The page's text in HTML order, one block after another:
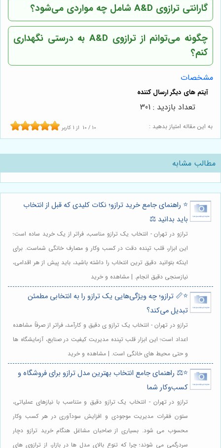
گارانتی ترازوی A&D شامل چه مواردی می‌شود؟
چگونه می‌توانم از ترازوی A&D به درستی نگهداری
کنم؟
مشخصات
به این مقاله امتیاز بدهید : 10 / 10 از 1 کاربر
تعداد بازدید : 301
مطالب مشابه
⭐️ راهنمای جامع خرید ترازو؛ نکات کلیدی که قبل از انتخاب
باید بدانید ⚖️
ترازو در تهران - انتخاب یک ترازو مناسب، فراتر از یک خرید ساده است؛
این ابزار، قلب تپنده دقت در کسب وکار و مصارف خانگی شماست. برای
اینکه بتوانید دقیق ترین انتخاب را داشته باشید، باید پیش از هر اقدامی،
نیازسنجی دقیق انجام. | مشاهده و خرید
⭐️📏 ترازو؛ چه ویژگی‌هایی یک ترازو را به انتخابی مطمئن
تبدیل می‌کند؟
ترازو در تهران - انتخاب یک ترازو ی دقیق و کارآمد، فراتر از صرفاً مشاهده
اعداد است؛ این ابزار قلب تپنده مدیریت کیفیت در صنایع، آزمایشگاه ها
و حتی محیط های خانگی است. | مشاهده و خرید
⭐️⚖️ راهنمای جامع انتخاب بهترین مدل ترازو برای فروشگاه و
کسب‌وکار شما
ترازو در تهران - انتخاب یک ترازو دقیق و متناسب با نیازهای عملیاتی،
ستون فقرات مدیریت موجودی و افزایش سودآوری در هر کسب وکار
محسوب می شود. بسیاری از صاحبان مشاغل هنگام خرید ترازو دچار
سردرگمی می شوند؛ چرا که تنوع بالای مدل ها در بازار، از ترازوی های